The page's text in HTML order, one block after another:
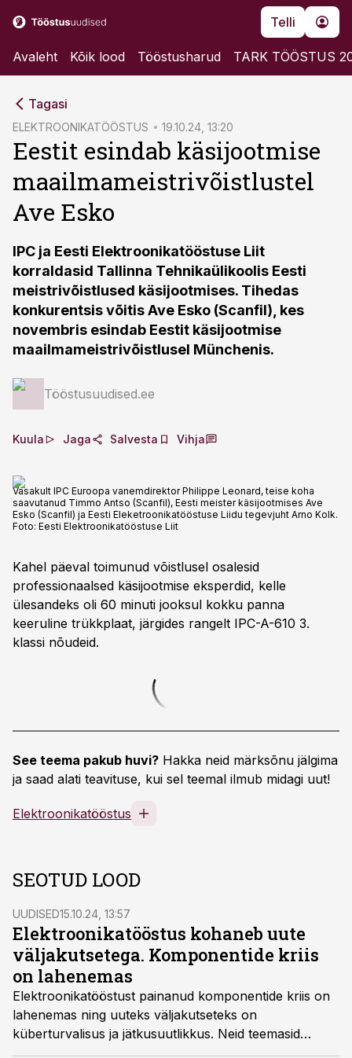
Telli
Avaleht Kõik lood Tööstusharud TARK TÖÖSTUS
Tagasi
ELEKTROONIKATÖÖSTUS 19.10.24, 13:20
Eestit esindab käsijootmise
maailmameistrivõistlustel
Ave Esko
IPC ja Eesti Elektroonikatööstuse Liit
korraldasid Tallinna Tehnikaülikoolis Eesti
meistrivõistlused käsijootmises. Tihedas
konkurentsis võitis Ave Esko (Scanfil), kes
novembris esindab Eestit käsijootmise
maailmameistrivõistlusel Münchenis.
Tööstusuudised.ee
Kuula Jaga Salvesta Vihja
Vasakult IPC Euroopa vanemdirektor Philippe Leonard, teise koha
saavutanud Timmo Antso (Scanfil), Eesti meister käsijootmises Ave
Esko (Scanfil) ja Eesti Eleketroonikatööstuse Liidu tegevjuht Arno Kolk.
Foto: Eesti Elektroonikatööstuse Liit
Kahel päeval toimunud võistlusel osalesid
professionaalsed käsijootmise eksperdid, kelle
ülesandeks oli 60 minuti jooksul kokku panna
keeruline trükkplaat, järgides rangelt IPC-A-610 3.
klassi nõudeid.
See teema pakub huvi? Hakka neid märksõnu jälgima
ja saad alati teavituse, kui sel teemal ilmub midagi uut!
Elektroonikatööstus
SEOTUD LOOD
UUDISED15.10.24, 13:57
Elektroonikatööstus kohaneb uute
väljakutsetega. Komponentide kriis
on lahenemas
Elektroonikatööstust painanud komponentide kriis on
lahenemas ning uuteks väljakutseteks on
küberturvalisus ja jätkusuutlikkus. Neid teemasid
käsitletakse täna Tallinnas toimuval rahvusvahelisel